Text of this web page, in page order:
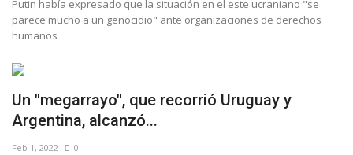
Putin había expresado que la situación en el este ucraniano "se
parece mucho a un genocidio" ante organizaciones de derechos
humanos
Un "megarrayo", que recorrió Uruguay y
Argentina, alcanzó...
Feb 1, 2022 0